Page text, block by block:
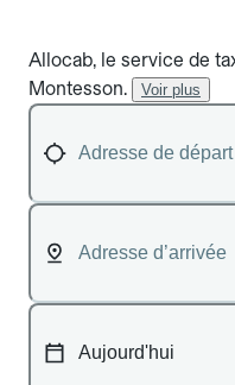
Allocab, le service de
Montesson.
Voir plus